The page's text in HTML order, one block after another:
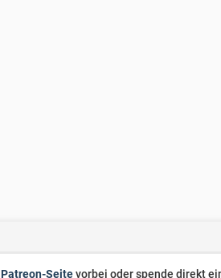
Patreon-Seitevorbei oder spende direkt